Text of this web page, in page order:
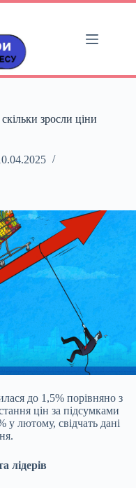
зросли ціни
до 1,5% порівняно з
цін за підсумками
у лютому, свідчать дані
лідерів